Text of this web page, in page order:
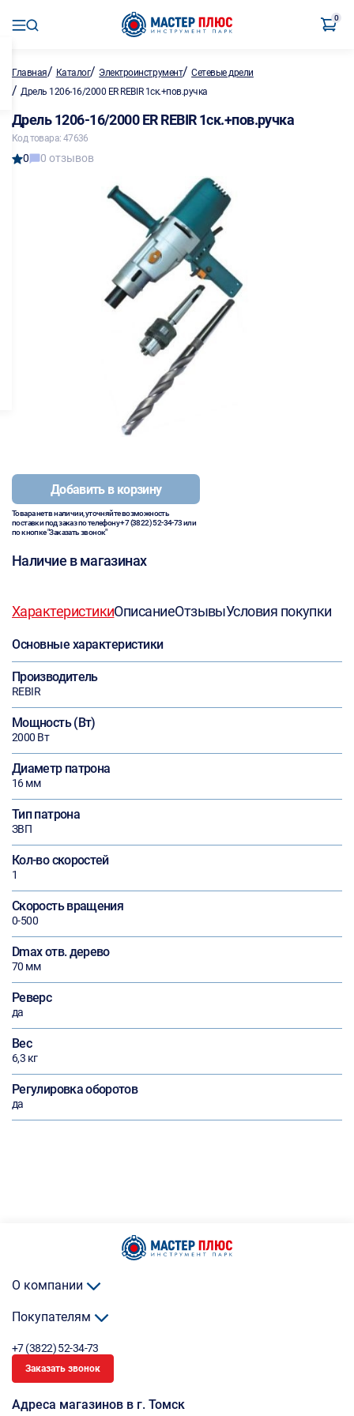
0
Главная/ Каталог/ Электроинструмент/Сетевые дрели
/ Дрель 1206-16/2000 ER REBIR 1ск.+пов.ручка
Дрель 1206-16/2000 ER REBIR 1ск.+пов.ручка
Код товара: 47636
0 0 отзывов
Добавить в корзину
Товара нет в наличии, уточняйте возможность
поставки под заказ по телефону+7 (3822) 52-34-73или
по кнопке "Заказать звонок"
Наличие в магазинах
ХарактеристикиОписаниеОтзывыУсловия покупки
Основные характеристики
Производитель
REBIR
Мощность (Вт)
2000 Вт
Диаметр патрона
16 мм
Тип патрона
ЗВП
Кол-во скоростей
1
Скорость вращения
0-500
Dmax отв. дерево
70 мм
Реверс
да
Вес
6,3 кг
Регулировка оборотов
да
О компании
Покупателям
+7 (3822) 52-34-73
Заказать звонок
Адреса магазинов в г. Томск